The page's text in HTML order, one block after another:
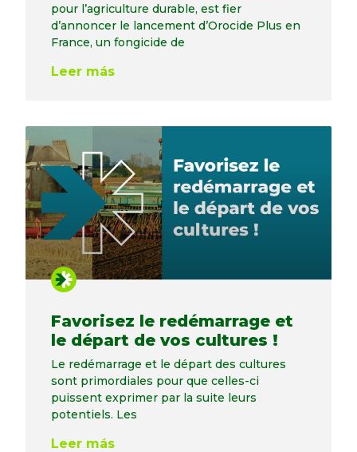
pour l’agriculture durable, est fier
d’annoncer le lancement d’Orocide Plus en
France, un fongicide de
Leer más
Favorisez le redémarrage et
le départ de vos cultures !
Le redémarrage et le départ des cultures
sont primordiales pour que celles-ci
puissent exprimer par la suite leurs
potentiels. Les
Leer más